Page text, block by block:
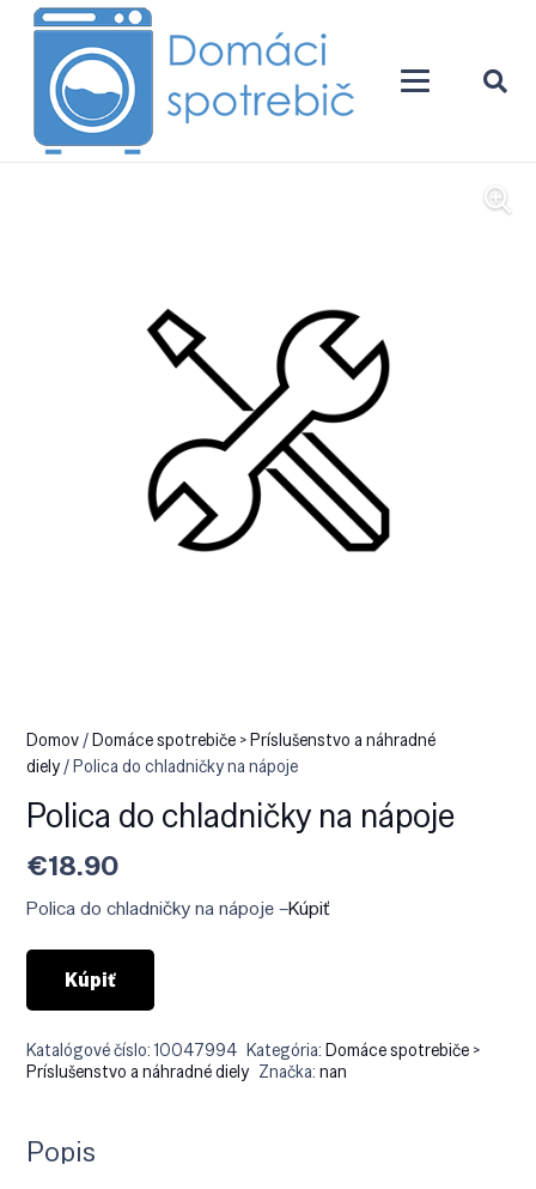
Domov/Domáce spotrebiče > Príslušenstvo a náhradné
diely/ Polica do chladničky na nápoje
Polica do chladničky na nápoje
€18.90
Polica do chladničky na nápoje –Kúpiť
Kúpiť
Katalógové číslo:10047994 Kategória:Domáce spotrebiče >
Príslušenstvo a náhradné diely Značka:nan
Popis